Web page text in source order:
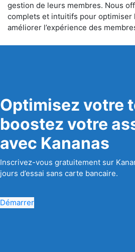
gestion de leurs membres. Nous
complets et intuitifs pour optimiser
améliorer l’expérience des
Optimisez votre
boostez votre
avec Kananas
Inscrivez-vous gratuitement sur
jours d’essai sans carte bancaire.
Démarrer